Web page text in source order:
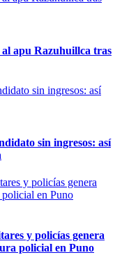
apu Razuhuillca tras
sin ingresos: así
y policías genera
policial en Puno